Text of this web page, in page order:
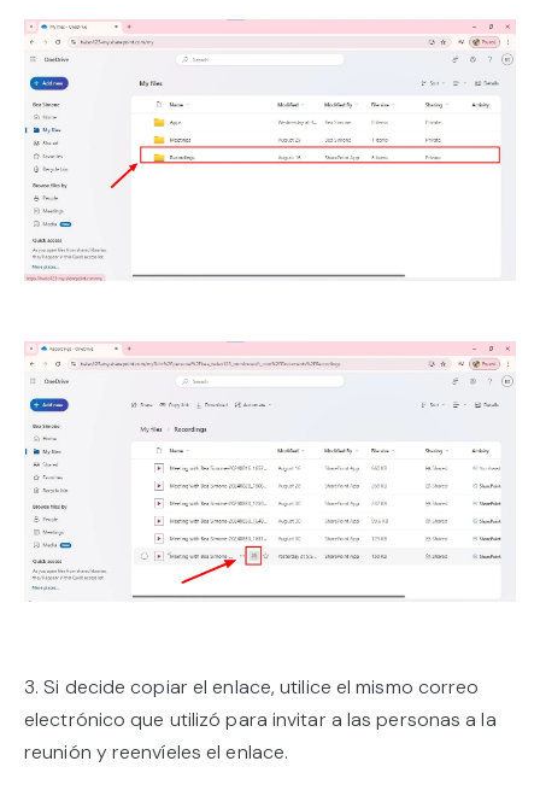
3. Si decide copiar el enlace, utilice el mismo correo
electrónico que utilizó para invitar a las personas a la
reunión y reenvíeles el enlace.